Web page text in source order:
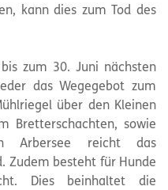
kann dies zum Tod des
zum 30. Juni nächsten
das Wegegebot zum
über den Kleinen
Bretterschachten, sowie
Arbersee reicht das
Zudem besteht für Hunde
Dies beinhaltet die